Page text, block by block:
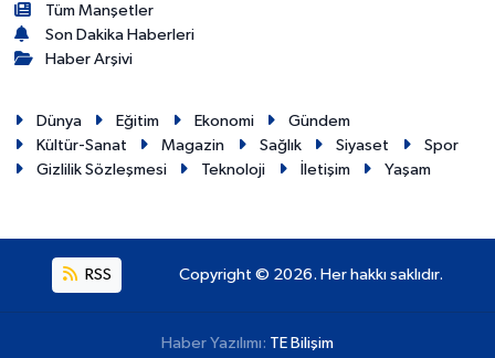
Tüm Manşetler
Son Dakika Haberleri
Haber Arşivi
Dünya Eğitim Ekonomi
Gündem
Kültür-Sanat
Magazin Sağlık Siyaset
Spor
Gizlilik Sözleşmesi
Teknoloji İletişim Yaşam
RSS Copyright © 2026. Her hakkı saklıdır.
Haber Yazılımı: TE Bilişim